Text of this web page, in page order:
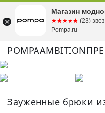
POMPAAMBITION
Зауженные брюки
Магазин
☆☆☆☆☆
★★★★★ (23)
Pompa.ru